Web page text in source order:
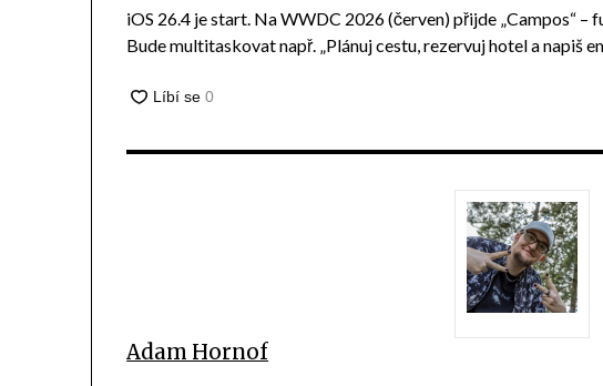
iOS 26.4 je start. Na WWDC 2026 (červen) přijde „Campos“ –
Bude multitaskovat např. „Plánuj cestu, rezervuj hotel a napiš
Adam Hornof